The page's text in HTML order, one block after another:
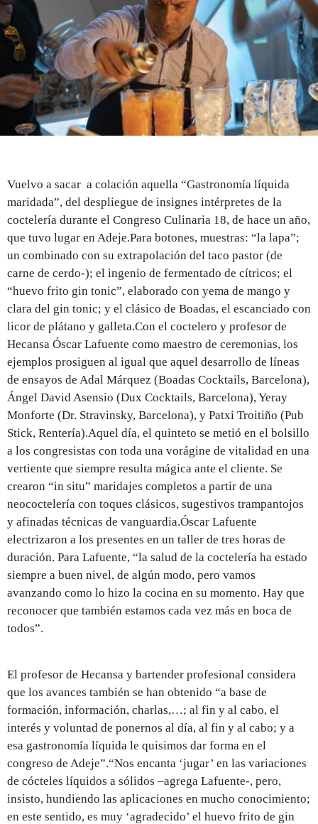
REGISTRO
INICIAR SESIÓN
Vuelvo a sacar a colación aquella “Gastronomía líquida
maridada”, del despliegue de insignes intérpretes de la
coctelería durante el Congreso Culinaria 18, de hace un año,
que tuvo lugar en Adeje.Para botones, muestras: “la lapa”;
un combinado con su extrapolación del taco pastor (de
carne de cerdo-); el ingenio de fermentado de cítricos; el
“huevo frito gin tonic”, elaborado con yema de mango y
clara del gin tonic; y el clásico de Boadas, el escanciado con
licor de plátano y galleta.Con el coctelero y profesor de
Hecansa Óscar Lafuente como maestro de ceremonias, los
ejemplos prosiguen al igual que aquel desarrollo de líneas
de ensayos de Adal Márquez (Boadas Cocktails, Barcelona),
Ángel David Asensio (Dux Cocktails, Barcelona), Yeray
Monforte (Dr. Stravinsky, Barcelona), y Patxi Troitiño (Pub
Stick, Rentería).Aquel día, el quinteto se metió en el bolsillo
a los congresistas con toda una vorágine de vitalidad en una
vertiente que siempre resulta mágica ante el cliente. Se
crearon “in situ” maridajes completos a partir de una
neococtelería con toques clásicos, sugestivos trampantojos
y afinadas técnicas de vanguardia.Óscar Lafuente
electrizaron a los presentes en un taller de tres horas de
duración. Para Lafuente, “la salud de la coctelería ha estado
siempre a buen nivel, de algún modo, pero vamos
avanzando como lo hizo la cocina en su momento. Hay que
reconocer que también estamos cada vez más en boca de
todos”.
El profesor de Hecansa y bartender profesional considera
que los avances también se han obtenido “a base de
formación, información, charlas,…; al fin y al cabo, el
interés y voluntad de ponernos al día, al fin y al cabo; y a
esa gastronomía líquida le quisimos dar forma en el
congreso de Adeje”.“Nos encanta ‘jugar’ en las variaciones
de cócteles líquidos a sólidos –agrega Lafuente-, pero,
insisto, hundiendo las aplicaciones en mucho conocimiento;
en este sentido, es muy ‘agradecido’ el huevo frito de gin